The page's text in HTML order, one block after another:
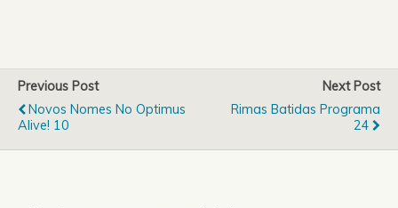
2010.Já estão à venda os
bilhetes para o Rock in
Rio…
Previous Post
Novos Nomes No Optimus
Alive! 10
Next Post
Rimas Batidas Programa
24